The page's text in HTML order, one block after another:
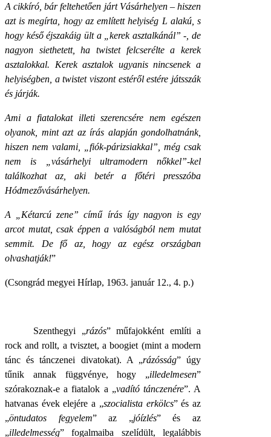
A cikkíró, bár feltehetően járt Vásárhelyen – hiszen
azt is megírta, hogy az említett helyiség L alakú, s
hogy késő éjszakáig ült a „kerek asztalkánál” -, de
nagyon siethetett, ha twistet felcserélte a kerek
asztalokkal. Kerek asztalok ugyanis nincsenek a
helyiségben, a twistet viszont estéről estére játsszák
és járják.
Ami a fiatalokat illeti szerencsére nem egészen
olyanok, mint azt az írás alapján gondolhatnánk,
hiszen nem valami, „fiók-párizsiakkal”, még csak
nem is „vásárhelyi ultramodern nőkkel”-kel
találkozhat az, aki betér a főtéri presszóba
Hódmezővásárhelyen.
A „Kétarcú zene” című írás így nagyon is egy
arcot mutat, csak éppen a valóságból nem mutat
semmit. De fő az, hogy az egész országban
olvashatják!”
(Csongrád megyei Hírlap, 1963. január 12., 4. p.)
Szenthegyi „rázós” műfajokként említi a
rock and rollt, a tvisztet, a boogiet (mint a modern
tánc és tánczenei divatokat). A „rázósság” úgy
tűnik annak függvénye, hogy „illedelmesen”
szórakoznak-e a fiatalok a „vadító tánczenére”. A
hatvanas évek elejére a „szocialista erkölcs” és az
„öntudatos fegyelem” az „jóízlés” és az
„illedelmesség” fogalmaiba szelídült, legalábbis